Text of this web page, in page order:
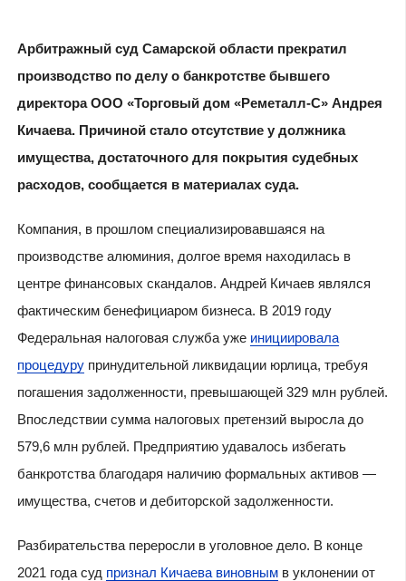
Арбитражный суд Самарской области прекратил
производство по делу о банкротстве бывшего
директора ООО «Торговый дом «Реметалл-С» Андрея
Кичаева. Причиной стало отсутствие у должника
имущества, достаточного для покрытия судебных
расходов, сообщается в материалах суда.
Компания, в прошлом специализировавшаяся на
производстве алюминия, долгое время находилась в
центре финансовых скандалов. Андрей Кичаев являлся
фактическим бенефициаром бизнеса. В 2019 году
Федеральная налоговая служба уже инициировала
процедурупринудительной ликвидации юрлица, требуя
погашения задолженности, превышающей 329 млн рублей.
Впоследствии сумма налоговых претензий выросла до
579,6 млн рублей. Предприятию удавалось избегать
банкротства благодаря наличию формальных активов —
имущества, счетов и дебиторской задолженности.
Разбирательства переросли в уголовное дело. В конце
2021 года суд признал Кичаева виновнымв уклонении от